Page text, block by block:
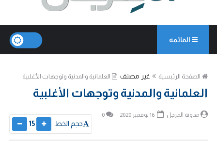
القائمة
الصفحة الرئيسية غير مصنف العلمانية والمدنية وتوجهات الأغلبية
العلمانية والمدنية وتوجهات الأغلبية
مدونة المرجل 0
حجم الخط 15